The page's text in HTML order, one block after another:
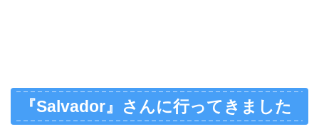
『Salvador』さんに行ってきました